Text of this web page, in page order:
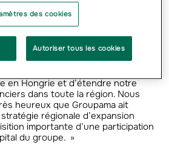
Centrale et Orientale si elle fait
européen d’assurance tel que
restera de fournir à nos
clients répartis dans toute la
la pointe des marchés de
Grâce à notre partenariat
en Hongrie et d’étendre notre
dans toute la région. Nous
heureux que Groupama ait
régionale d’expansion
importante d’une participation
du groupe. »
des cookies
Autoriser tous les cookies